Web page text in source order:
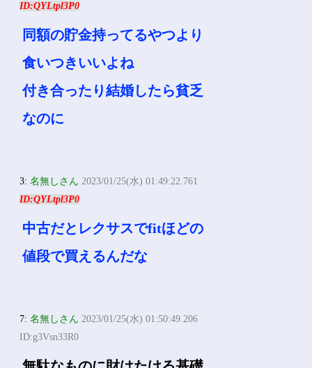
ID:QYLtpl3P0
同額の貯金持ってるやつより
食いつきいいよね
付き合ったり結婚したら貧乏
なのに
3:名無しさん 2023/01/25(水) 01:49:22.761
ID:QYLtpl3P0
中古だとレクサスでfitほどの
値段で買えるんだな
7:名無しさん 2023/01/25(水) 01:50:49.206
ID:g3Vsn33R0